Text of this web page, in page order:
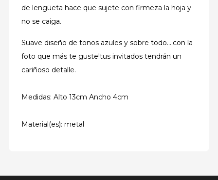
de lengüeta hace que sujete con firmeza la hoja y
no se caiga.
Suave diseño de tonos azules y sobre todo....con la
foto que más te guste!tus invitados tendrán un
cariñoso detalle.
Medidas: Alto 13cm Ancho 4cm
Material(es): metal